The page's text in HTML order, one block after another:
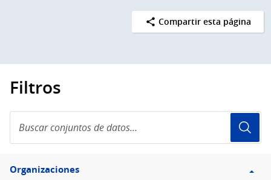
Compartir esta página
Filtros
conjuntos
de
Filtro
Organizaciones